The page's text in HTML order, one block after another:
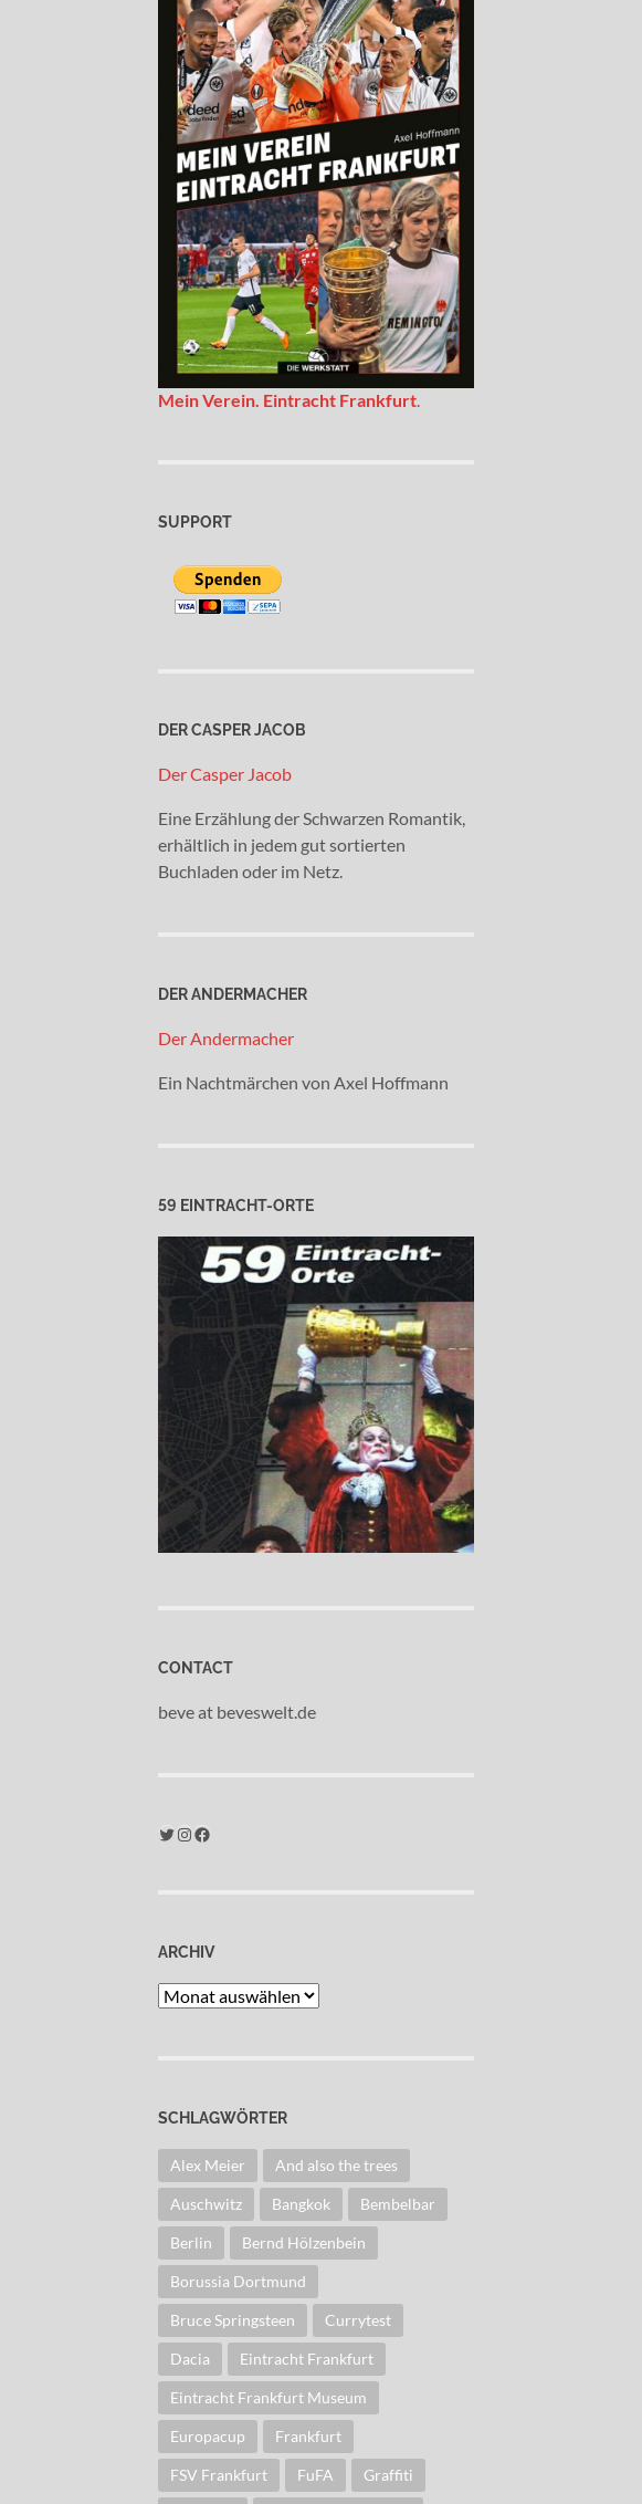
Mein Verein. Eintracht Frankfurt.
SUPPORT
DER CASPER JACOB
Der Casper Jacob
Eine Erzählung der Schwarzen Romantik,
erhältlich in jedem gut sortierten
Buchladen oder im Netz.
DER ANDERMACHER
Der Andermacher
Ein Nachtmärchen von Axel Hoffmann
59 EINTRACHT-ORTE
CONTACT
beve at beveswelt.de
Twitter Instagram Facebook
ARCHIV
Archiv
SCHLAGWÖRTER
Alex Meier And also the trees
Auschwitz Bangkok Bembelbar
Berlin Bernd Hölzenbein
Borussia Dortmund
Bruce Springsteen Currytest
Dacia Eintracht Frankfurt
Eintracht Frankfurt Museum
Europacup Frankfurt
FSV Frankfurt FuFA Graffiti